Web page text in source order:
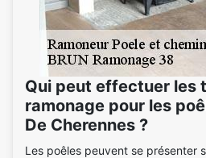
Qui peut effectuer les
ramonage pour les
De Cherennes ?
Les poêles peuvent se présenter